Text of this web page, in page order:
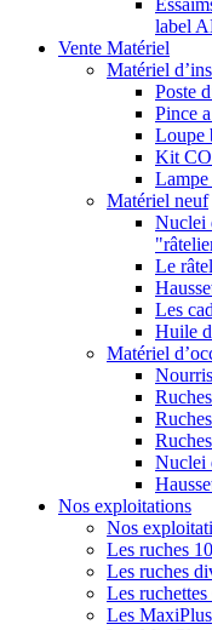
label
Vente Matériel
Matériel
Poste
Pince
Loupe
Kit
Matériel neuf
Nuclei
Le
Les
Huile
Matériel
Nuclei
Nos exploitations
Nos
Les ruches
Les ruches
Les ruchettes
Les MaxiPlus